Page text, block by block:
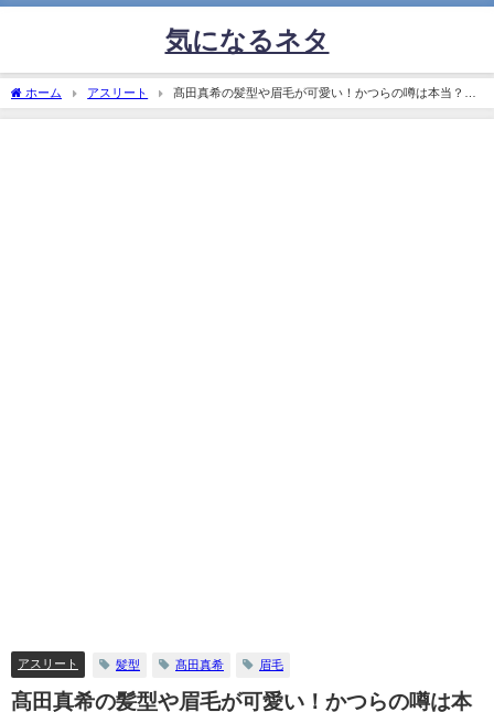
気になるネタ
ホーム アスリート
髙田真希の髪型や眉毛が可愛い！かつらの噂は本当？結
婚する彼氏はいる？
アスリート 髪型 髙田真希 眉毛
髙田真希の髪型や眉毛が可愛い！かつらの噂は本